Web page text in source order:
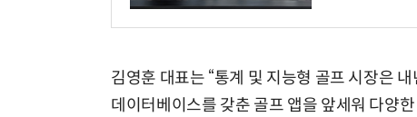
김영훈 대표는 “통계 및 지능형 골프 시장은
데이터베이스를 갖춘 골프 앱을 앞세워 다양